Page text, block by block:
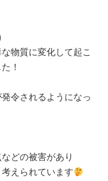
物質に変化して起こ
！⁡
令されるようになっ
どの被害があり⁡
えられています